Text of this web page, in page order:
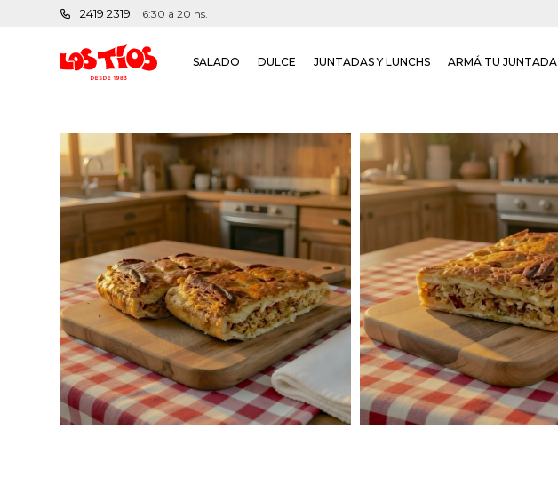
SALADO DULCE JUNTADAS Y LUNCHS ARMÁ TU JUNTADA
2419 2319 6:30 a 20 hs.